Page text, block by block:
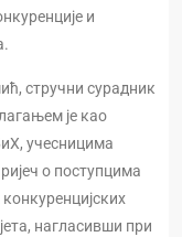
и
стручни сурадник
је као
учесницима
о поступцима
нагласивши при